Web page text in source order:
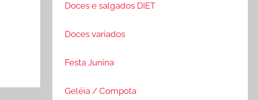
Doces e salgados DIET
Doces variados
Festa Junina
Geléia / Compota